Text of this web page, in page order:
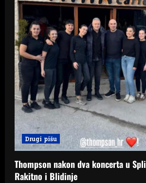
Drugi pišu
Thompson nakon dva koncerta u
Rakitno i Blidinje